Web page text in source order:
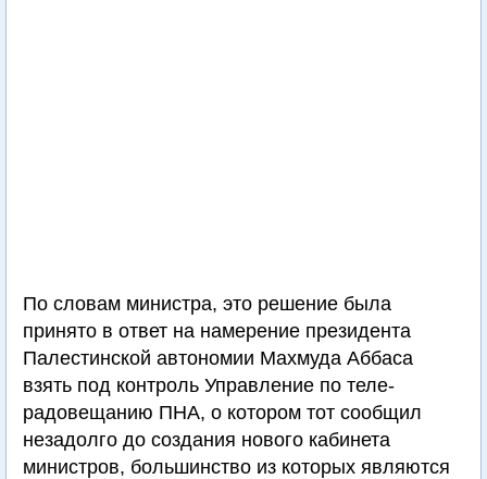
По словам министра, это решение была
принято в ответ на намерение президента
Палестинской автономии Махмуда Аббаса
взять под контроль Управление по теле-
радовещанию ПНА, о котором тот сообщил
незадолго до создания нового кабинета
министров, большинство из которых являются